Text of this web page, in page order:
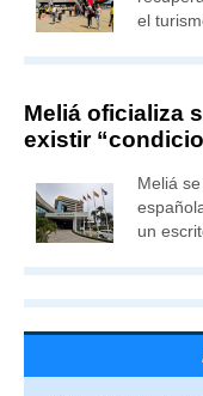
el
Meliá oficializa
existir
Meliá
un